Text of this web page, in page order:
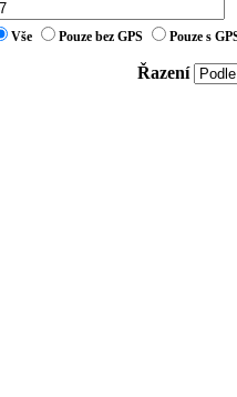
Vše Pouze bez GPS Pouze s
Řazení